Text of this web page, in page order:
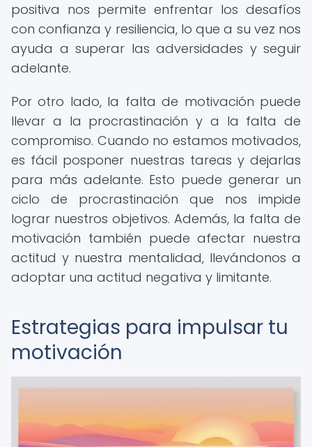
positiva nos permite enfrentar los desafíos
con confianza y resiliencia, lo que a su vez nos
ayuda a superar las adversidades y seguir
adelante.
Por otro lado, la falta de motivación puede
llevar a la procrastinación y a la falta de
compromiso. Cuando no estamos motivados,
es fácil posponer nuestras tareas y dejarlas
para más adelante. Esto puede generar un
ciclo de procrastinación que nos impide
lograr nuestros objetivos. Además, la falta de
motivación también puede afectar nuestra
actitud y nuestra mentalidad, llevándonos a
adoptar una actitud negativa y limitante.
Estrategias para impulsar tu
motivación